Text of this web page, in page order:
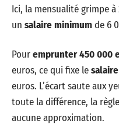
Ici, la mensualité grimpe
un salaire minimumde 6
Pouremprunter 450 000
euros, ce qui fixe le
euros. L’écart saute aux
toute la différence, la
aucune approximation.